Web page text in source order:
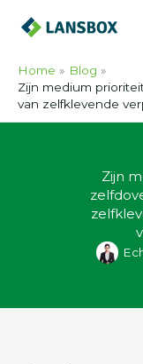
naar
inhoudHome
Blog
Zijn medium
van zelfklevende
Zijn